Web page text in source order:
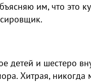
им, что это
детей и шестеро
Хитрая,